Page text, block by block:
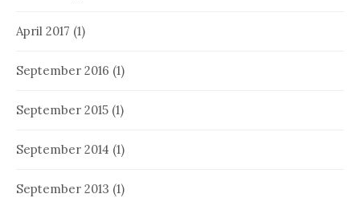
April 2017 (1)
September 2016 (1)
September 2015 (1)
September 2014 (1)
September 2013 (1)